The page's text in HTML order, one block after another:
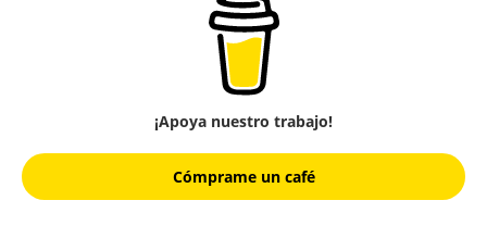
¡Apoya nuestro trabajo!
Cómprame un café